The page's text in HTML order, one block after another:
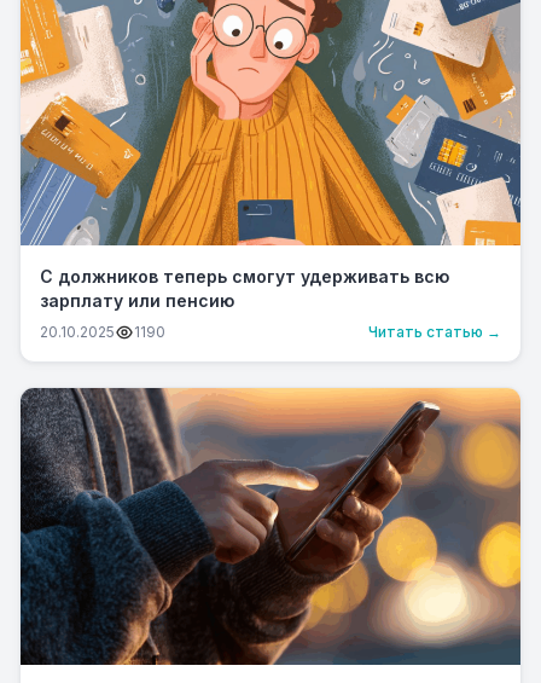
С должников теперь смогут удерживать всю
зарплату или пенсию
20.10.2025 1190 Читать статью →